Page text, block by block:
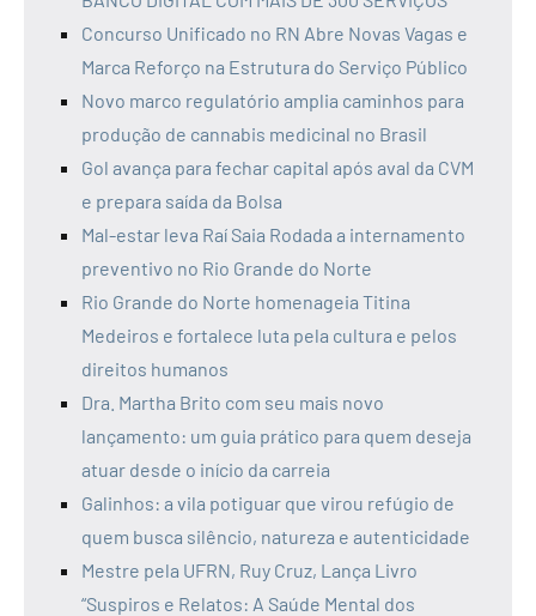
Concurso Unificado no RN Abre Novas Vagas e
Marca Reforço na Estrutura do Serviço Público
Novo marco regulatório amplia caminhos para
produção de cannabis medicinal no Brasil
Gol avança para fechar capital após aval da CVM
e prepara saída da Bolsa
Mal-estar leva Raí Saia Rodada a internamento
preventivo no Rio Grande do Norte
Rio Grande do Norte homenageia Titina
Medeiros e fortalece luta pela cultura e pelos
direitos humanos
Dra. Martha Brito com seu mais novo
lançamento: um guia prático para quem deseja
atuar desde o início da carreia
Galinhos: a vila potiguar que virou refúgio de
quem busca silêncio, natureza e autenticidade
Mestre pela UFRN, Ruy Cruz, Lança Livro
“Suspiros e Relatos: A Saúde Mental dos